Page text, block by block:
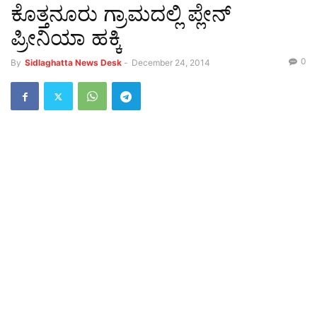
ಕೊತ್ತನೂರು ಗ್ರಾಮದಲ್ಲಿ ಪ್ಲೇನ್
ಪ್ರೀನಿಯಾ ಹಕ್ಕಿ
By Sidlaghatta News Desk - December 24, 2014 0